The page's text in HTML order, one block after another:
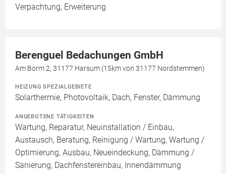
Verpachtung, Erweiterung
Berenguel Bedachungen GmbH
Am Borm 2, 31177 Harsum (15km von 31177 Nordstemmen)
HEIZUNG SPEZIALGEBIETE
Solarthermie, Photovoltaik, Dach, Fenster, Dämmung
ANGEBOTENE TÄTIGKEITEN
Wartung, Reparatur, Neuinstallation / Einbau,
Austausch, Beratung, Reinigung / Wartung, Wartung /
Optimierung, Ausbau, Neueindeckung, Dämmung /
Sanierung, Dachfenstereinbau, Innendämmung